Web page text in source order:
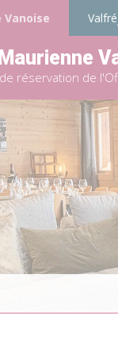
Vanoise
réservation de